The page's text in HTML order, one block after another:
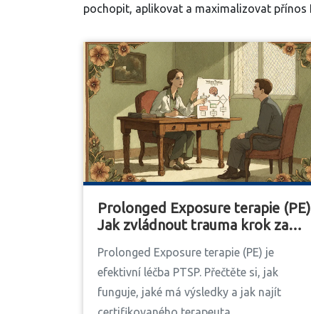
pochopit, aplikovat a maximalizovat přínos
Prolonged Exposure terapie
Jak zvládnout trauma krok za
Prolonged Exposure terapie (PE) je
efektivní léčba PTSP. Přečtěte si, jak
funguje, jaké má výsledky a jak najít